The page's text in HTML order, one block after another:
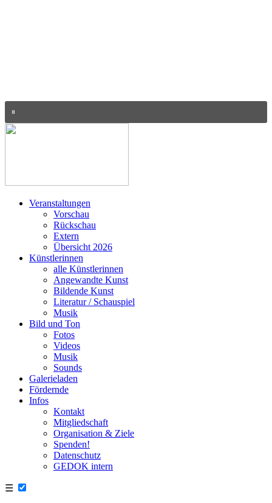
Veranstaltungen
Vorschau
Rückschau
Extern
Übersicht 2026
Künstlerinnen
alle Künstlerinnen
Angewandte Kunst
Bildende Kunst
Literatur / Schauspiel
Musik
Bild und Ton
Fotos
Videos
Musik
Sounds
Galerieladen
Fördernde
Infos
Kontakt
Mitgliedschaft
Organisation & Ziele
Spenden!
Datenschutz
GEDOK intern
☰